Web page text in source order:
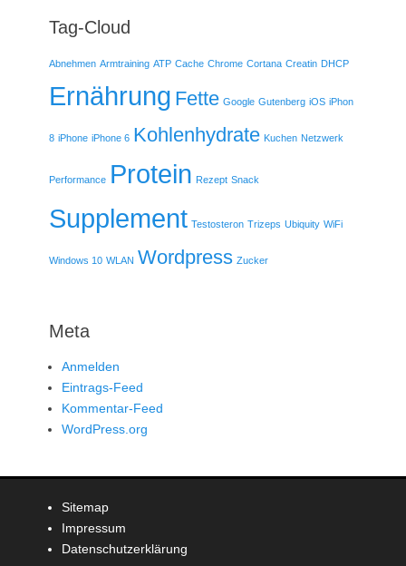
Tag-Cloud
Abnehmen Armtraining ATP Cache Chrome Cortana Creatin DHCP
Ernährung Fette Google Gutenberg iOS iPhon
8 iPhone iPhone 6 Kohlenhydrate Kuchen Netzwerk
Performance Protein Rezept Snack
Supplement Testosteron Trizeps Ubiquity WiFi
Windows 10 WLAN Wordpress Zucker
Meta
Anmelden
Eintrags-Feed
Kommentar-Feed
WordPress.org
Sitemap
Impressum
Datenschutzerklärung